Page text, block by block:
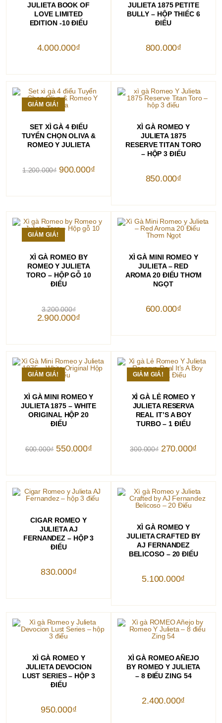
JULIETA BOOK OF
LOVE LIMITED
EDITION -10 ĐIẾU
4.000.000₫
JULIETA 1875 PETITE
BULLY – HỘP THIẾC 6
ĐIẾU
800.000₫
GIẢM GIÁ!
THÊM VÀO GIỎ HÀNG
SET XÌ GÀ 4 ĐIẾU
TUYỂN CHỌN OLIVA &
ROMEO Y JULIETA
1.200.000₫ Giá
gốc
900.000₫Giá
900.000₫.
THÊM VÀO GIỎ HÀNG
XÌ GÀ ROMEO Y
JULIETA 1875
RESERVE TITAN TORO
– HỘP 3 ĐIẾU
850.000₫
GIẢM GIÁ!
THÊM VÀO GIỎ HÀNG
XÌ GÀ ROMEO BY
ROMEO Y JULIETA
TORO – HỘP GỖ 10
ĐIẾU
3.200.000₫Giá
gốc
là:
2.900.000₫Giá
2.900.000₫.
THÊM VÀO GIỎ HÀNG
XÌ GÀ MINI ROMEO Y
JULIETA – RED
AROMA 20 ĐIẾU THƠM
NGỌT
600.000₫
GIẢM GIÁ!
THÊM VÀO GIỎ HÀNG
XÌ GÀ MINI ROMEO Y
JULIETA 1875 – WHITE
ORIGINAL HỘP 20
ĐIẾU
600.000₫ Giá
gốc
550.000₫Giá
550.000₫.
GIẢM GIÁ!
THÊM VÀO GIỎ HÀNG
XÌ GÀ LẺ ROMEO Y
JULIETA RESERVA
REAL IT’S A BOY
TURBO – 1 ĐIẾU
300.000₫ Giá
gốc
270.000₫
CIGAR ROMEO Y
JULIETA AJ
FERNANDEZ – HỘP 3
ĐIẾU
830.000₫
THÊM VÀO GIỎ HÀNG
XÌ GÀ ROMEO Y
JULIETA CRAFTED BY
AJ FERNANDEZ
BELICOSO – 20 ĐIẾU
5.100.000₫
THÊM VÀO GIỎ HÀNG
XÌ GÀ ROMEO Y
JULIETA DEVOCION
LUST SERIES – HỘP 3
ĐIẾU
950.000₫
THÊM VÀO GIỎ HÀNG
XÌ GÀ ROMEO AÑEJO
BY ROMEO Y JULIETA
– 8 ĐIẾU ZING 54
2.400.000₫